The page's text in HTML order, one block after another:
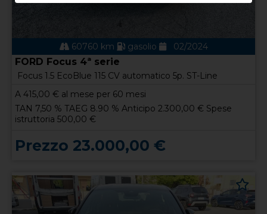
60760 km gasolio 02/2024
FORD Focus 4ª serie
Focus 1.5 EcoBlue 115 CV automatico 5p. ST-Line
A 415,00 € al mese per 60 mesi
TAN 7,50 % TAEG 8.90 % Anticipo 2.300,00 € Spese
istruttoria 500,00 €
Prezzo 23.000,00 €